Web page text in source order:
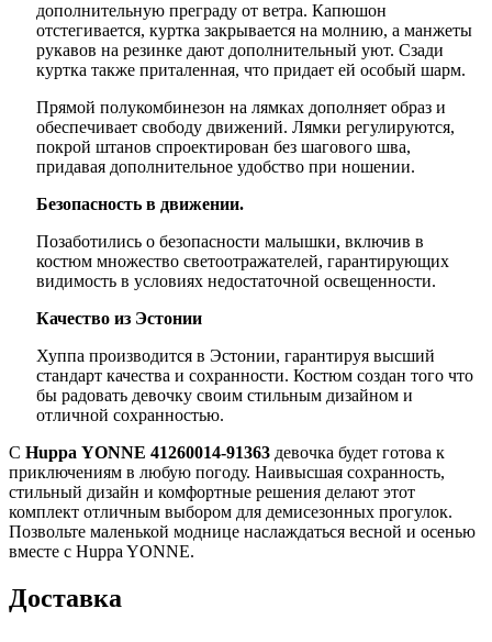
дополнительную преграду от ветра. Капюшон
отстегивается, куртка закрывается на молнию, а манжеты
рукавов на резинке дают дополнительный уют. Сзади
куртка также приталенная, что придает ей особый шарм.
Прямой полукомбинезон на лямках дополняет образ и
обеспечивает свободу движений. Лямки регулируются,
покрой штанов спроектирован без шагового шва,
придавая дополнительное удобство при ношении.
Безопасность в движении.
Позаботились о безопасности малышки, включив в
костюм множество светоотражателей, гарантирующих
видимость в условиях недостаточной освещенности.
Качество из Эстонии
Хуппа производится в Эстонии, гарантируя высший
стандарт качества и сохранности. Костюм создан того что
бы радовать девочку своим стильным дизайном и
отличной сохранностью.
С Huppa YONNE 41260014-91363 девочка будет готова к
приключениям в любую погоду. Наивысшая сохранность,
стильный дизайн и комфортные решения делают этот
комплект отличным выбором для демисезонных прогулок.
Позвольте маленькой моднице наслаждаться весной и осенью
вместе с Huppa YONNE.
Доставка